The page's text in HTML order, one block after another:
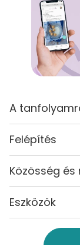
A
Felépítés
Közösség
Eszközök